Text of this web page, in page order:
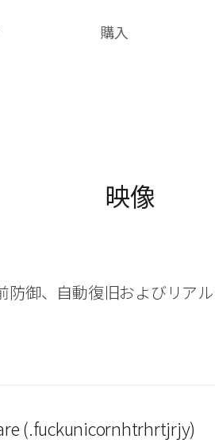
購入
映像
御、自動復旧およびリア
(.fuckunicornhtrhrtjrjy)